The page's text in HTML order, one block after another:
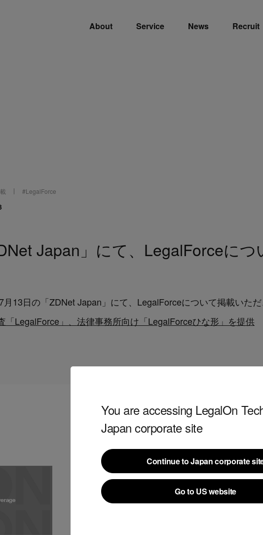
About Service News Recruit
You are accessing LegalOn
Japan corporate site
Continue to Japan corporate
Continue to Japan corporate
Go to US website
Go to US website
#LegalForce
Japan」にて、LegalForceに
月13日の「ZDNet Japan」にて、LegalForceについて掲載いただ
「LegalForce」、法律事務所向け「LegalForceひな形」を提供